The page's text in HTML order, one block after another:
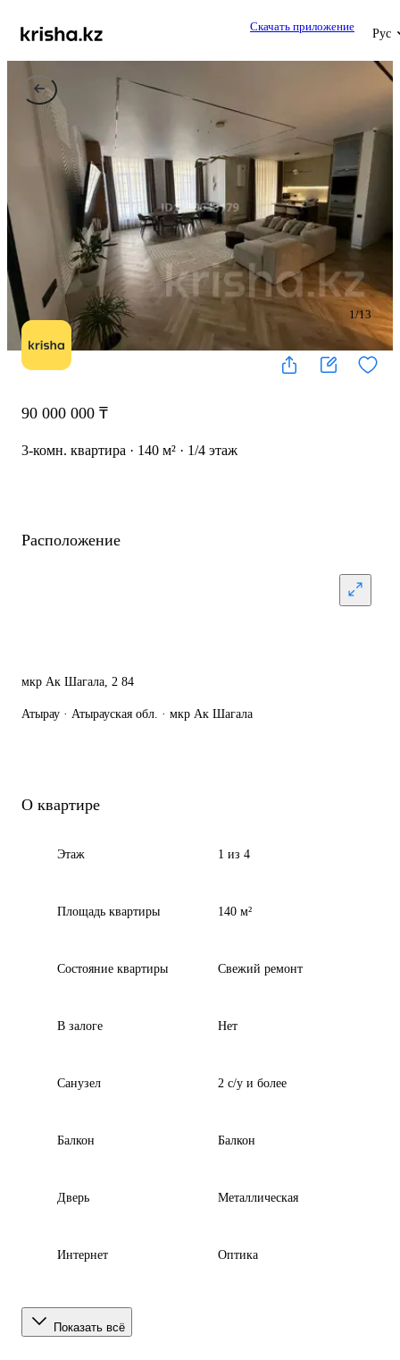
Скачать приложение
Рус
1/13
90 000 000 ₸
3-комн. квартира · 140 м² · 1/4 этаж
Расположение
мкр Ак Шагала, 2 84
Атырау · Атырауская обл. · мкр Ак Шагала
О квартире
Этаж 1 из 4
Площадь квартиры 140 м²
Состояние квартиры Свежий ремонт
В залоге Нет
Санузел 2 с/у и более
Балкон Балкон
Дверь Металлическая
Интернет Оптика
Показать всё